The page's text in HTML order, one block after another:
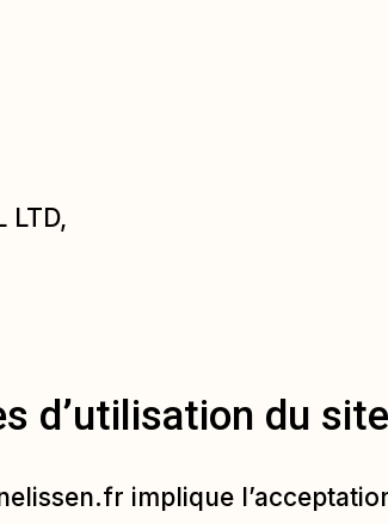
LTD,
d’utilisation du
implique